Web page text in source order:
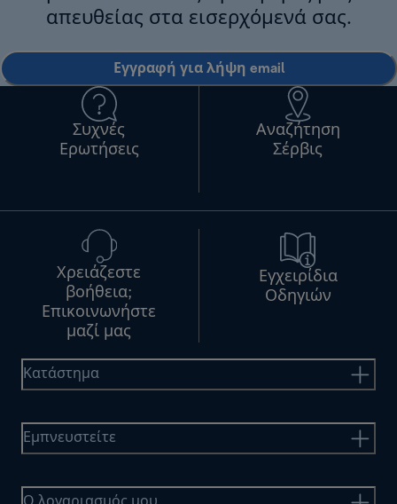
απευθείας στα εισερχόμενά σας.
Εγγραφή για λήψη email
Συχνές
Ερωτήσεις
Αναζήτηση
Σέρβις
Χρειάζεστε
βοήθεια;
Επικοινωνήστε
μαζί μας
Εγχειρίδια
Οδηγιών
Κατάστημα
Εμπνευστείτε